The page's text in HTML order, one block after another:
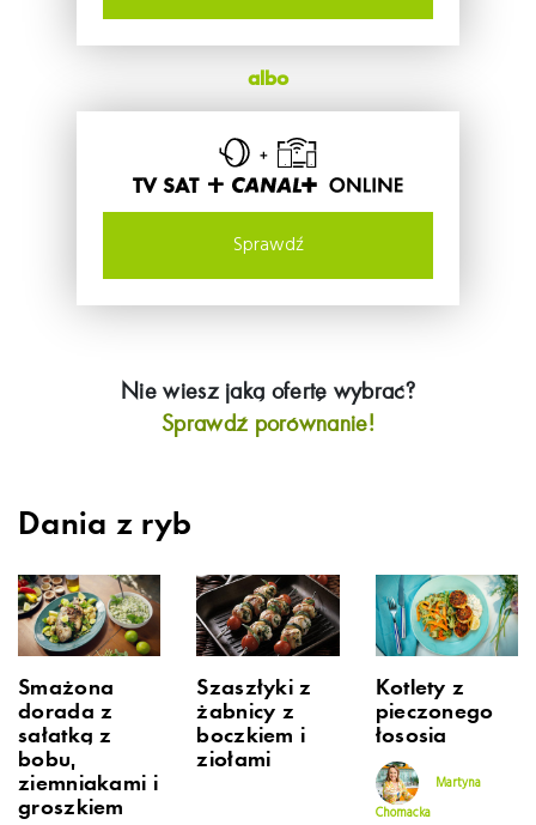
albo
TV SAT +
Sprawdź
Nie wiesz jaką ofertę wybrać?
Sprawdź porównanie!
Dania z ryb
Smażona
dorada z
sałatką z
bobu,
ziemniakami i
groszkiem
Szaszłyki z
żabnicy z
boczkiem i
ziołami
Kotlety z
pieczonego
łososia
Martyna
Chomacka